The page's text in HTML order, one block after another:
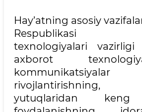
Hay’atning asosiy
Respublikasi
texnologiyalari vazirligi
axborot
rivojlantirishning,
yutuqlaridan keng